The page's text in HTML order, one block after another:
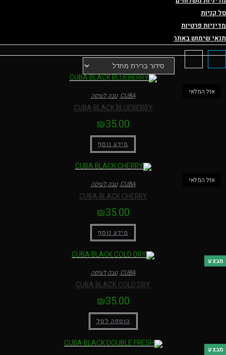
קניות
פרטיות
שימוש באתר
אזל המלאי CUBA
,טבק לעיסה
CUBA BLACK BLUEBERRY
₪35.00
מידע נוסף
אזל המלאי CUBA
,טבק לעיסה
CUBA BLACK CHERRY
₪35.00
מידע נוסף
CUBA
,טבק לעיסה
CUBA BLACK COLD DRY
₪35.00
הוספה לסל